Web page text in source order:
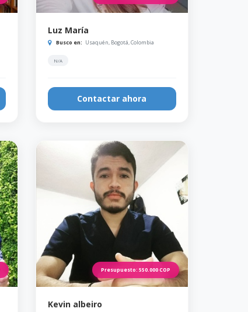
Luz María
Busco en: Usaquén, Bogotá, Colombia
N/A
Contactar ahora
Presupuesto: 550.000COP
Kevin albeiro